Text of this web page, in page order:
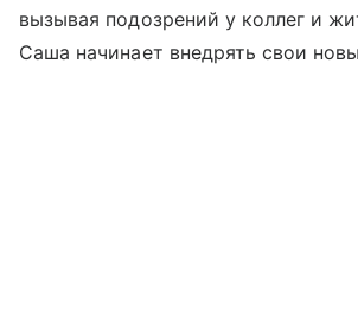
вызывая подозрений у коллег и
Саша начинает внедрять свои